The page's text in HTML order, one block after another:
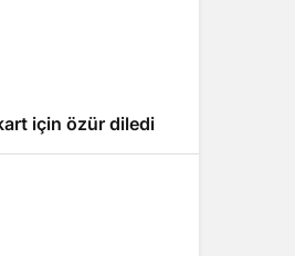
için özür diledi